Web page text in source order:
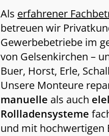
Als erfahrener
betreuen wir
Gewerbebetriebe im
von Gelsenkirchen –
Buer, Horst, Erle,
Unsere Monteure
manuelle als auch
Rollladensysteme
und mit hochwertigen